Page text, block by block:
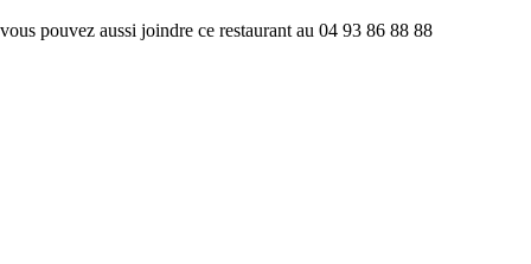
vous pouvez aussi joindre ce restaurant au 04 93 86 88 88